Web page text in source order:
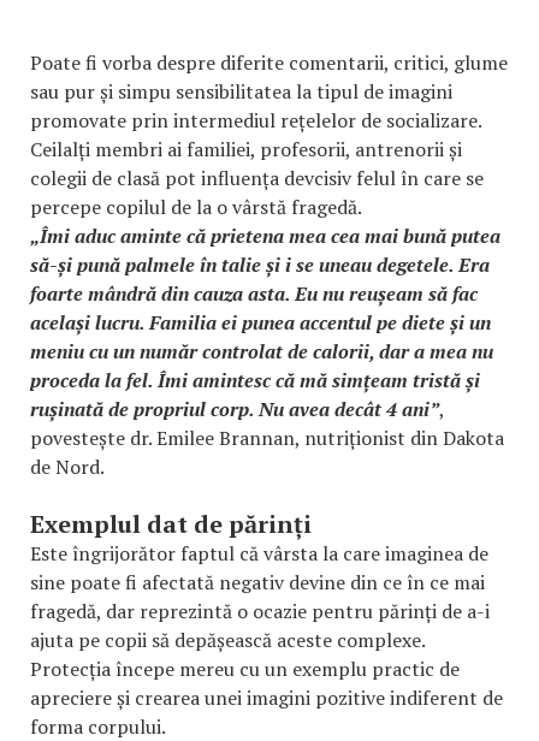
Poate fi vorba despre diferite comentarii, critici, glume
sau pur și simpu sensibilitatea la tipul de imagini
promovate prin intermediul rețelelor de socializare.
Ceilalți membri ai familiei, profesorii, antrenorii și
colegii de clasă pot influența devcisiv felul în care se
percepe copilul de la o vârstă fragedă.
„Îmi aduc aminte că prietena mea cea mai bună putea
să-și pună palmele în talie și i se uneau degetele. Era
foarte mândră din cauza asta. Eu nu reușeam să fac
același lucru. Familia ei punea accentul pe diete și un
meniu cu un număr controlat de calorii, dar a mea nu
proceda la fel. Îmi amintesc că mă simțeam tristă și
rușinată de propriul corp. Nu avea decât 4 ani”,
povestește dr. Emilee Brannan, nutriționist din Dakota
de Nord.
Exemplul dat de părinți
Este îngrijorător faptul că vârsta la care imaginea de
sine poate fi afectată negativ devine din ce în ce mai
fragedă, dar reprezintă o ocazie pentru părinți de a-i
ajuta pe copii să depășească aceste complexe.
Protecția începe mereu cu un exemplu practic de
apreciere și crearea unei imagini pozitive indiferent de
forma corpului.